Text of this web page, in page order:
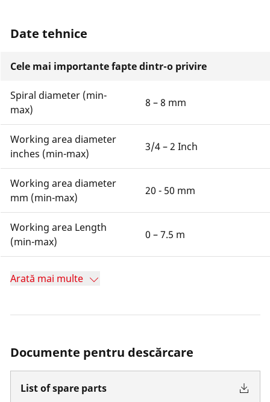
Date tehnice
Cele mai importante fapte dintr-o privire
Spiral diameter (min-
max)
8 – 8 mm
Working area diameter
inches (min-max)
3/4 – 2 Inch
Working area diameter
mm (min-max)
20 - 50 mm
Working area Length
(min-max)
0 – 7.5 m
Arată mai multe
Documente pentru descărcare
List of spare parts